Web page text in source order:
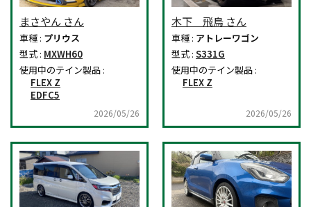
まさやん さん
車種 : プリウス
型式 : MXWH60
使用中のテイン製品 :
FLEX Z
EDFC5
2026/05/26
木下 飛鳥 さん
車種 : アトレーワゴン
型式 : S331G
使用中のテイン製品 :
FLEX Z
2026/05/26